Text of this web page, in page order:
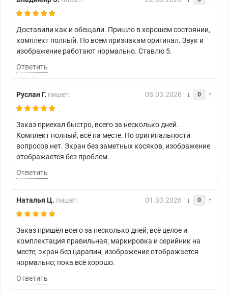
Доставили как и обещали. Пришло в хорошем состоянии,
комплект полный. По всем признакам оригинал. Звук и
изображение работают нормально. Ставлю 5.
Ответить
Руслан Г. пишет: 08.03.2026 0
Заказ приехал быстро, всего за несколько дней.
Комплект полный, всё на месте. По оригинальности
вопросов нет. Экран без заметных косяков, изображение
отображается без проблем.
Ответить
Наталья Ц. пишет: 01.03.2026 0
Заказ пришёл всего за несколько дней; всё целое и
комплектация правильная; маркировка и серийник на
месте; экран без царапин, изображение отображается
нормально; пока всё хорошо.
Ответить